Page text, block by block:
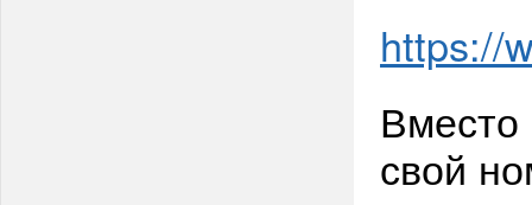
https://
Вместо
свой